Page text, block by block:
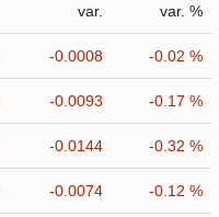
var. var. %
-0.0008 -0.02 %
-0.0093 -0.17 %
-0.0144 -0.32 %
-0.0074 -0.12 %